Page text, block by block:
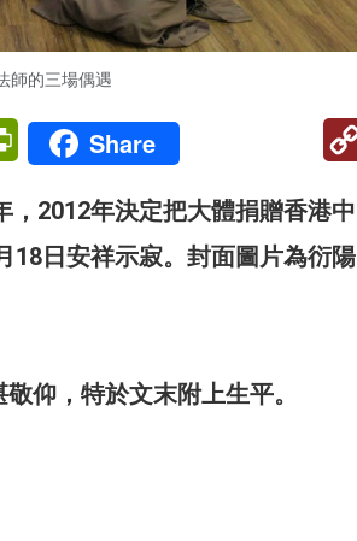
師的三場偶遇
PrintFriendly
Share
2012年決定把大體捐贈香港中
18日安祥示寂。封面圖片為衍陽
仰，特於文末附上生平。